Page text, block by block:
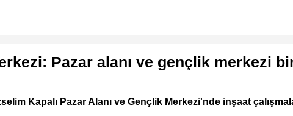
Pazar alanı ve gençlik merkezi
Kapalı Pazar Alanı ve Gençlik Merkezi'nde inşaat